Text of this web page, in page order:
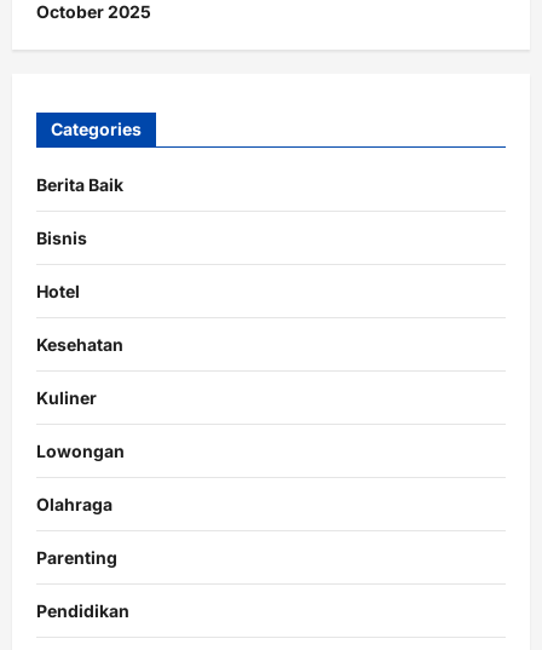
October 2025
Categories
Berita Baik
Bisnis
Hotel
Kesehatan
Kuliner
Lowongan
Olahraga
Parenting
Pendidikan